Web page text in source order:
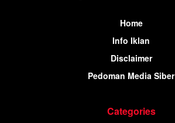
Home
Info Iklan
Disclaimer
Pedoman Media Siber
Categories